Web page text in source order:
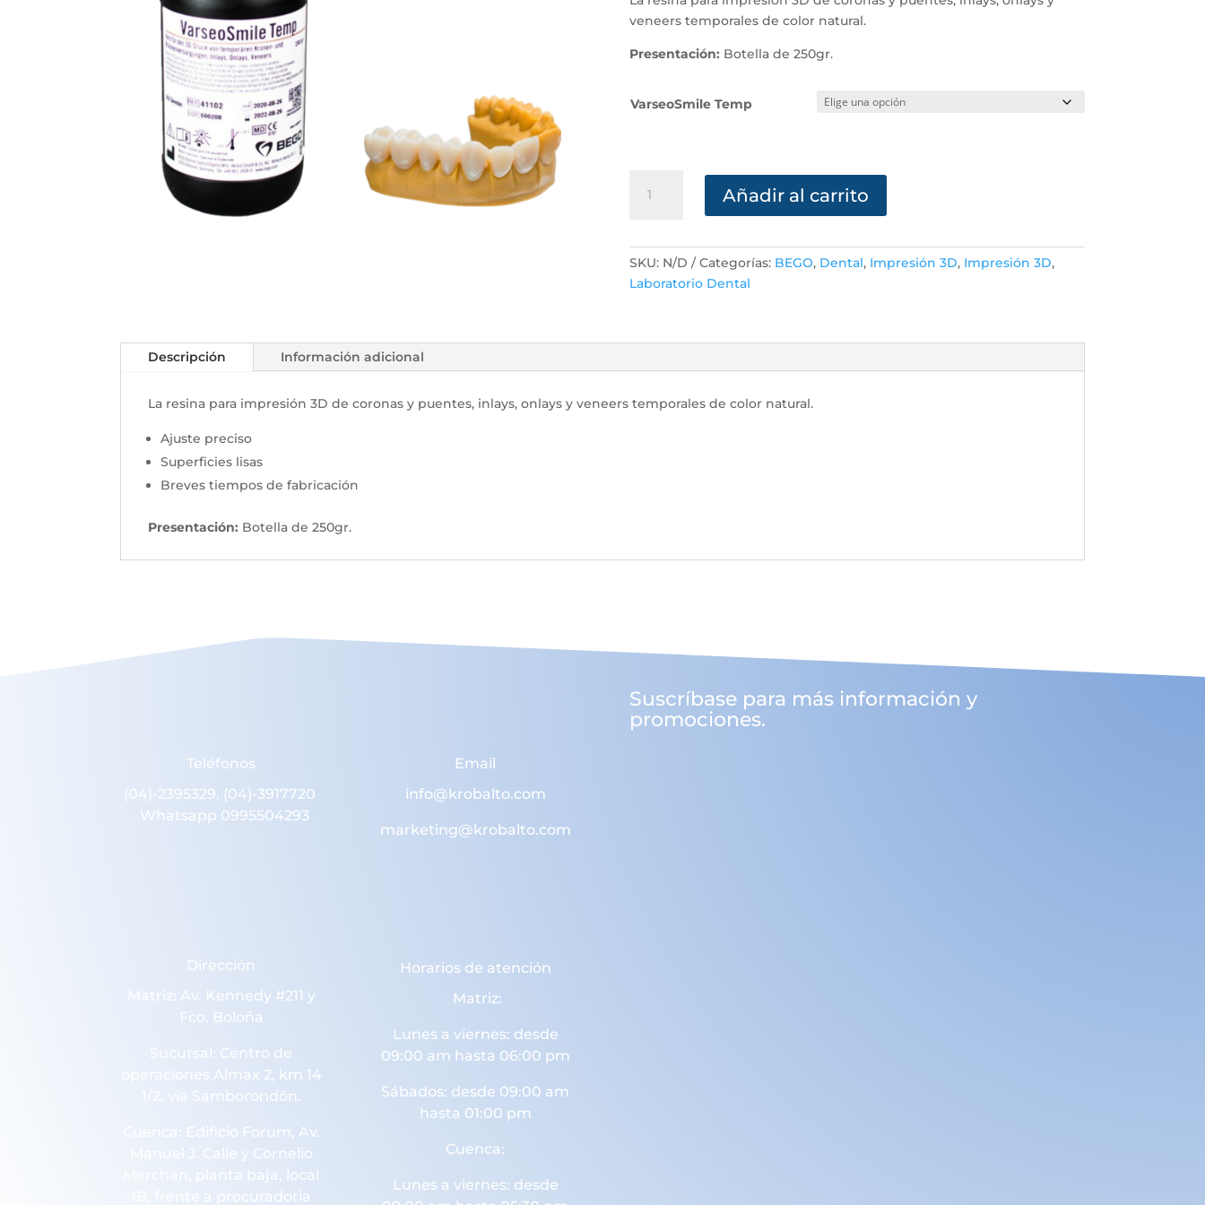
veneers temporales de color natural.
Presentación: Botella de 250gr.
VarseoSmile Temp
VarseoSmile
Temp
para
impresión
Añadir al carrito
SKU: N/D Categorías: BEGO, Dental, Impresión 3D, Impresión 3D,
Laboratorio Dental
Descripción Información adicional
La resina para impresión 3D de coronas y puentes, inlays, onlays y veneers temporales de color natural.
Ajuste preciso
Superficies lisas
Breves tiempos de fabricación
Presentación: Botella de 250gr.
Teléfonos
(04)-2395329, (04)-3917720
Whatsapp 0995504293
Dirección
Matriz: Av. Kennedy #211 y
Fco. Boloña
Sucursal: Centro de
operaciones Almax 2, km 14
1/2, vía Samborondón.
Cuenca: Edificio Forum, Av.
Manuel J. Calle y Cornelio
Merchan, planta baja, local
1B, frente a procuradoria
Email
info@krobalto.com
marketing@krobalto.com
Horarios de atención
Matriz:
Lunes a viernes: desde
09:00 am hasta 06:00 pm
Sábados: desde 09:00 am
hasta 01:00 pm
Cuenca:
Lunes a viernes: desde
Suscríbase para más información y
promociones.